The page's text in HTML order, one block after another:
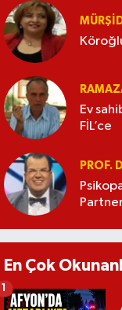
Ev
FİL’ce
PROF.
En Çok
1